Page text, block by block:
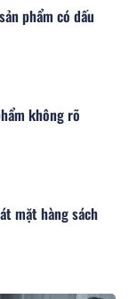
phẩm có dấu
không rõ
mặt hàng sách